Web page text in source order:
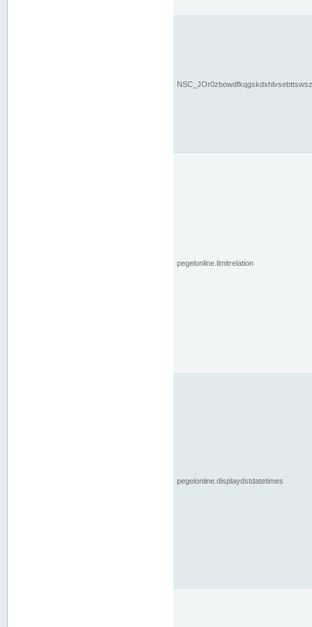
pegelonline.limitrelation
pegelonline.displaydstdatetimes